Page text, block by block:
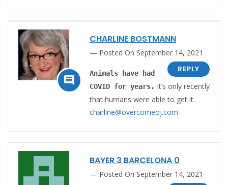

CHARLINE BOSTMANN
Posted On September 14, 2021
REPLY
Animals have had
COVID for years. It’s only recently
that humans were able to get it.
charline@overcomeoj.com
BAYER 3 BARCELONA 0
Posted On September 14, 2021